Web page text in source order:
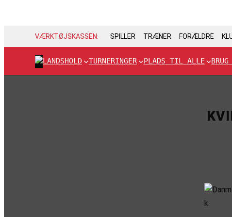
VÆRKTØJSKASSEN: SPILLER TRÆNER FORÆLDRE
LANDSHOLD TURNERINGER PLADS TIL ALLE